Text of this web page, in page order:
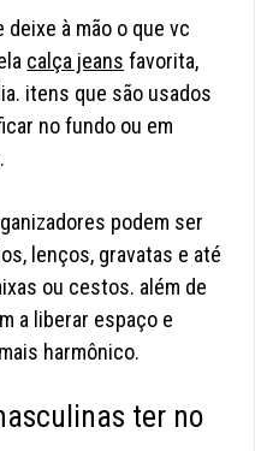
à mão o que vc
calça jeans favorita,
itens que são usados
no fundo ou em
podem ser
lenços, gravatas e até
ou cestos. além de
a liberar espaço e
harmônico.
ter no